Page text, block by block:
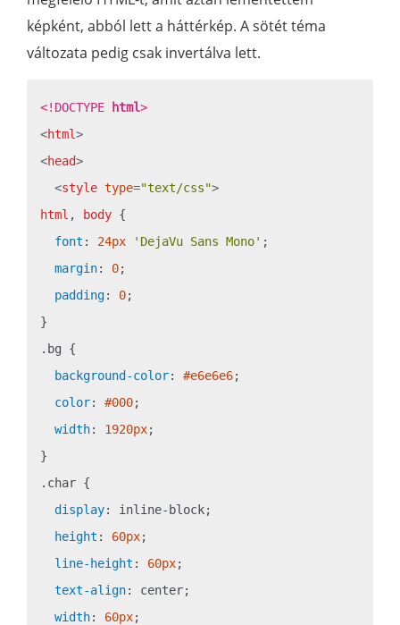
képként, abból lett a háttérkép. A sötét téma
változata pedig csak invertálva lett.
<!DOCTYPE html>
<html>
<head>
<style type="text/css">
html , body {
font : 24px 'DejaVu Sans Mono' ;
margin: 0;
padding: 0;
.bg {
background-color: #e6e6e6;
color: #000;
width: 1920px;
.char {
display: inline-block;
height : 60px;
line-height : 60px;
text-align: center;
width: 60px;